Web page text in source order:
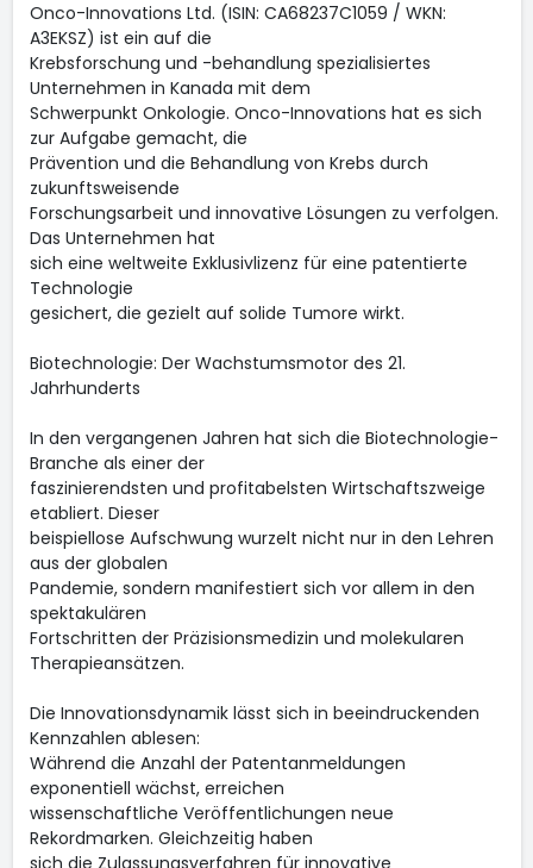
Onco-Innovations Ltd. (ISIN: CA68237C1059 / WKN:
A3EKSZ) ist ein auf die
Krebsforschung und -behandlung spezialisiertes
Unternehmen in Kanada mit dem
Schwerpunkt Onkologie. Onco-Innovations hat es sich
zur Aufgabe gemacht, die
Prävention und die Behandlung von Krebs durch
zukunftsweisende
Forschungsarbeit und innovative Lösungen zu verfolgen.
Das Unternehmen hat
sich eine weltweite Exklusivlizenz für eine patentierte
Technologie
gesichert, die gezielt auf solide Tumore wirkt.
Biotechnologie: Der Wachstumsmotor des 21.
Jahrhunderts
In den vergangenen Jahren hat sich die Biotechnologie-
Branche als einer der
faszinierendsten und profitabelsten Wirtschaftszweige
etabliert. Dieser
beispiellose Aufschwung wurzelt nicht nur in den Lehren
aus der globalen
Pandemie, sondern manifestiert sich vor allem in den
spektakulären
Fortschritten der Präzisionsmedizin und molekularen
Therapieansätzen.
Die Innovationsdynamik lässt sich in beeindruckenden
Kennzahlen ablesen:
Während die Anzahl der Patentanmeldungen
exponentiell wächst, erreichen
wissenschaftliche Veröffentlichungen neue
Rekordmarken. Gleichzeitig haben
sich die Zulassungsverfahren für innovative